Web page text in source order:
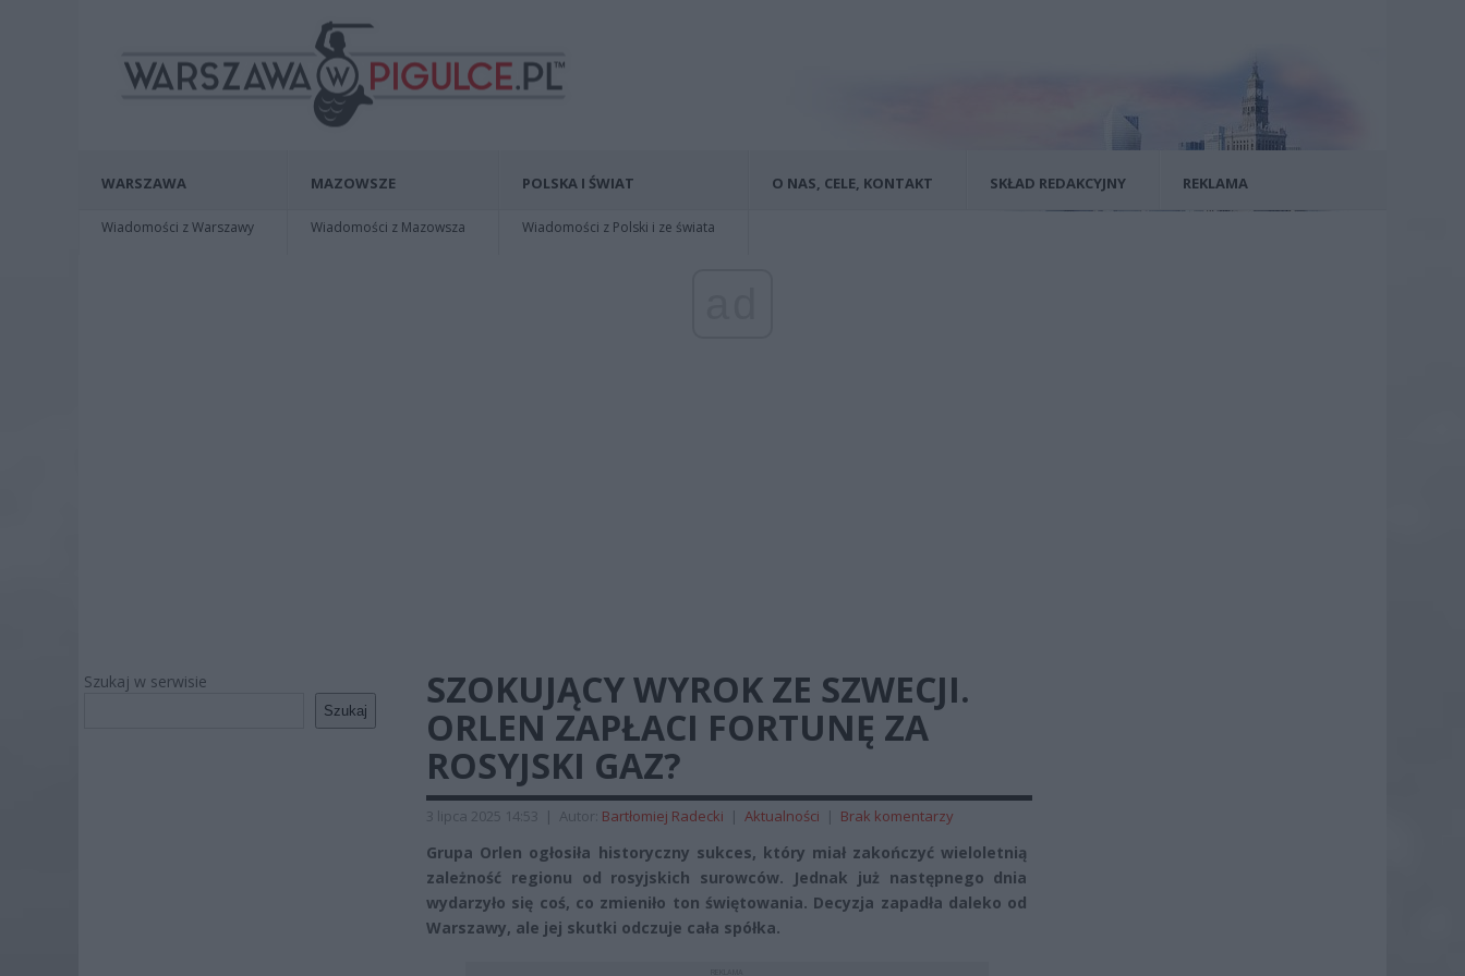
WARSZAWA
Wiadomości z Warszawy
MAZOWSZE
Wiadomości z Mazowsza
POLSKA I ŚWIAT
Wiadomości z Polski i ze świata
O NAS, CELE, KONTAKT SKŁAD REDAKCYJNY REKLAMA
Szukaj w serwisie
Szukaj
SZOKUJĄCY WYROK ZE SZWECJI.
ORLEN ZAPŁACI FORTUNĘ ZA
ROSYJSKI GAZ?
3 lipca 2025 14:53 | Autor: Bartłomiej Radecki | Aktualności | Brak komentarzy
Grupa Orlen ogłosiła historyczny sukces, który miał zakończyć wieloletnią
zależność regionu od rosyjskich surowców. Jednak już następnego dnia
wydarzyło się coś, co zmieniło ton świętowania. Decyzja zapadła daleko od
Warszawy, ale jej skutki odczuje cała spółka.